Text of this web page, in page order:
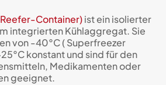
Container)ist ein isolierter
integrierten Kühlaggregat. Sie
von -40°C ( Superfreezer
konstant und sind für den
Medikamenten oder
geeignet.